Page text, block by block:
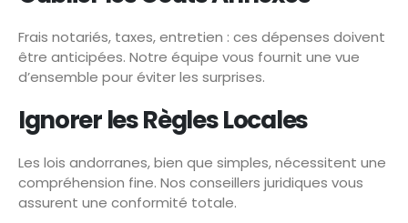
Frais notariés, taxes, entretien : ces dépenses doivent
être anticipées. Notre équipe vous fournit une vue
d’ensemble pour éviter les surprises.
Ignorer les Règles Locales
Les lois andorranes, bien que simples, nécessitent une
compréhension fine. Nos conseillers juridiques vous
assurent une conformité totale.